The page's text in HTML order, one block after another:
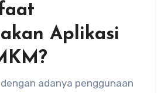
Aplikasi
adanya penggunaan